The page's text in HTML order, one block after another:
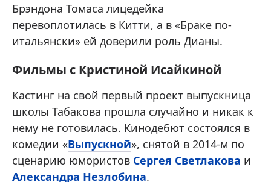
Брэндона Томаса лицедейка
перевоплотилась в Китти, а в «Браке по-
итальянски» ей доверили роль Дианы.
Фильмы с Кристиной Исайкиной
Кастинг на свой первый проект выпускница
школы Табакова прошла случайно и никак к
нему не готовилась. Кинодебют состоялся в
комедии «Выпускной», снятой в 2014-м по
сценарию юмористов Сергея Светлакова и
Александра Незлобина.